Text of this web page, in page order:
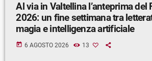
Al via in Valtellina l’anteprima del
2026: un fine settimana tra
magia e intelligenza artificiale
today 6 AGOSTO 2026 13